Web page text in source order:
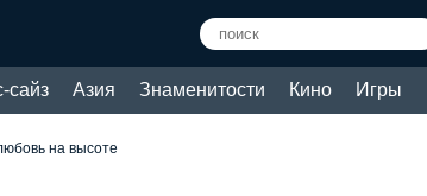
сайз Азия Знаменитости Кино Игры
на высоте